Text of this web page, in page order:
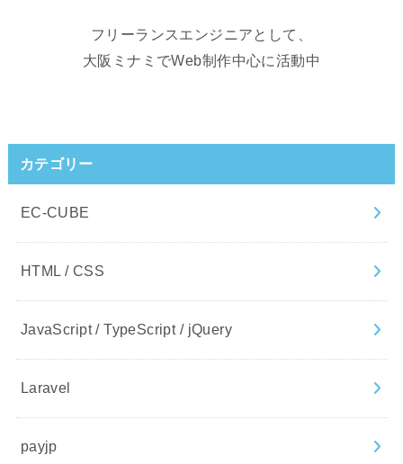
フリーランスエンジニアとして、
大阪ミナミでWeb制作中心に活動中
カテゴリー
EC-CUBE
HTML / CSS
JavaScript / TypeScript / jQuery
Laravel
payjp